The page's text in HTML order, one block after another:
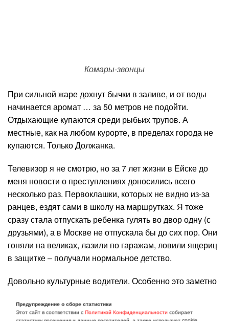
Комары-звонцы
При сильной жаре дохнут бычки в заливе, и от воды
начинается аромат … за 50 метров не подойти.
Отдыхающие купаются среди рыбьих трупов. А
местные, как на любом курорте, в пределах города не
купаются. Только Должанка.
Телевизор я не смотрю, но за 7 лет жизни в Ейске до
меня новости о преступлениях доносились всего
несколько раз. Первоклашки, которых не видно из-за
ранцев, ездят сами в школу на маршрутках. Я тоже
сразу стала отпускать ребенка гулять во двор одну (с
друзьями), а в Москве не отпускала бы до сих пор. Они
гоняли на великах, лазили по гаражам, ловили ящериц
в защитке – получали нормальное детство.
Довольно культурные водители. Особенно это заметно
останавливаются. В Геленджике, например, перейти
Предупреждение о сборе статистики
Этот сайт в соответствии сПолитикой Конфиденциальности собирает